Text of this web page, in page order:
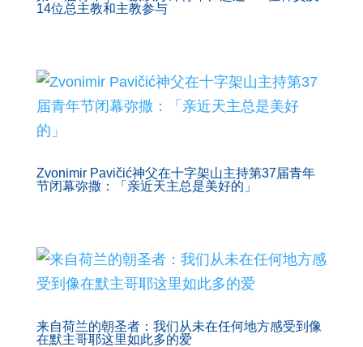
14位总主教和主教参与
Zvonimir Pavičić神父在十字架山主持第37届青年
节闭幕弥撒：「亲近天主总是美好的」
来自荷兰的朝圣者：我们从未在任何地方感受到像
在默主哥耶这里如此多的爱